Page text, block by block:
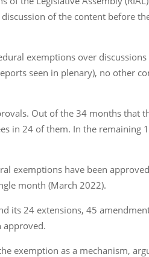
of the content before
exemptions over
seen in plenary), no other
Out of the 34 months that
in 24 of them. In the remaining
exemptions have been
month (March 2022).
its 24 extensions, 45
approved.
exemption as a mechanism,